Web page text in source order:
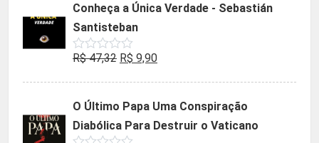
era:
R$ 35,90.
é:
Conheça a Única Verdade - Sebastián
Santisteban
Avaliação
de
R$47,32 O
era:
R$ 47,32.
R$ 9,90O
é:
R$ 9,90.
O Último Papa Uma Conspiração
Diabólica Para Destruir o Vaticano